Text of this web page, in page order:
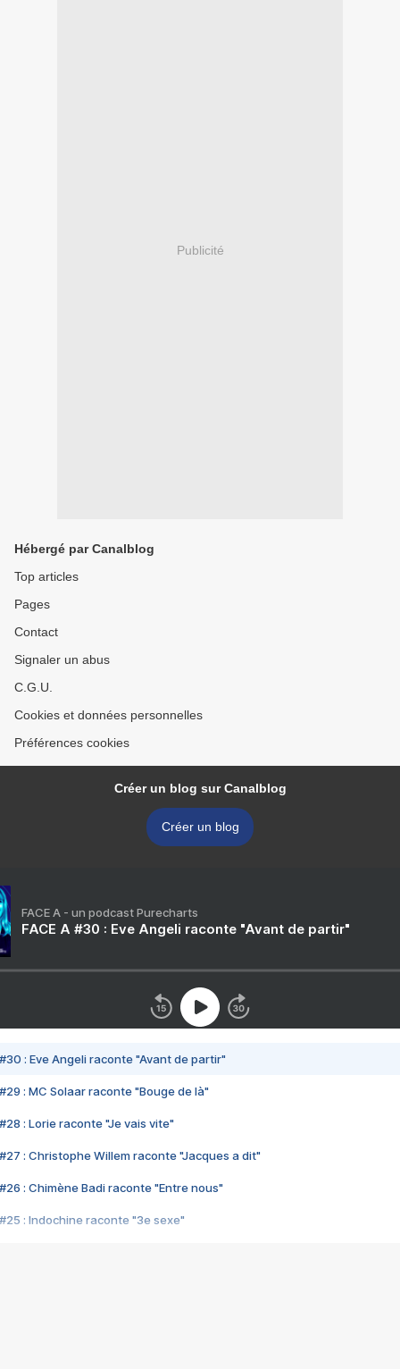
Publicité
Hébergé par Canalblog
Top articles
Pages
Contact
Signaler un abus
C.G.U.
Cookies et données personnelles
Préférences cookies
Créer un blog sur Canalblog
Créer un blog
FACE A - un podcast Purecharts
FACE A #30 : Eve Angeli raconte "Avant de partir"
#30 : Eve Angeli raconte "Avant de partir"
#29 : MC Solaar raconte "Bouge de là"
#28 : Lorie raconte "Je vais vite"
#27 : Christophe Willem raconte "Jacques a dit"
#26 : Chimène Badi raconte "Entre nous"
#25 : Indochine raconte "3e sexe"